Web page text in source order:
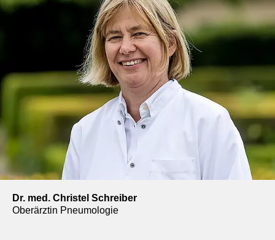
Dr. med. Christel Schreiber
Oberärztin Pneumologie